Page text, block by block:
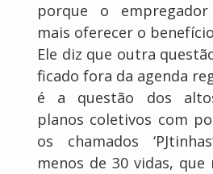
porque o
mais oferecer o
Ele diz que outra
ficado fora da agenda
é a questão dos
planos coletivos com
os chamados
menos de 30 vidas, que